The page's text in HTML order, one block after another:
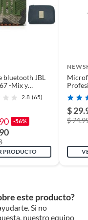
completa
5,2 o
bluetooth JBL
-Mix y
2.8 (65)
-56%
PRODUCTO
Black
$
$
este producto?
Si no
nuestro equipo